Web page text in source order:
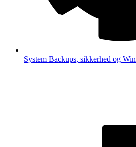
System Backups, sikkerhed og